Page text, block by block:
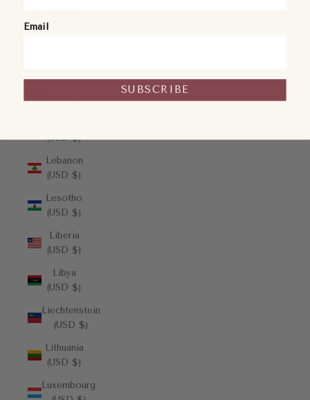
(USD $)
(USD $)
(USD $)
Lebanon
(USD $)
Lesotho
(USD $)
Liberia
(USD $)
Libya
(USD $)
Liechtenstein
(USD $)
Lithuania
(USD $)
Luxembourg
Email
SUBSCRIBE